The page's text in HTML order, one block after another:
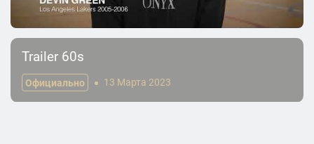
Trailer 60s
Официально 13 Марта 2023